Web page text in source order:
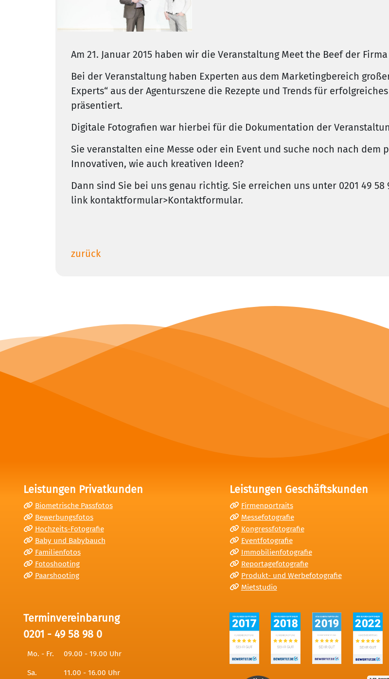
Am 21. Januar 2015 haben wir die Veranstaltung Meet the Beef der
Bei der Veranstaltung haben Experten aus dem Marketingbereich
Experts“ aus der Agenturszene die Rezepte und Trends für
präsentiert.
Digitale Fotografien war hierbei für die Dokumentation der
Sie veranstalten eine Messe oder ein Event und suche noch nach dem
Innovativen, wie auch kreativen Ideen?
Dann sind Sie bei uns genau richtig. Sie erreichen uns unter 0201 49
link kontaktformular>Kontaktformular.
zurück
Leistungen Privatkunden
Biometrische Passfotos
Bewerbungsfotos
Hochzeits-Fotografie
Baby und Babybauch
Familienfotos
Fotoshooting
Paarshooting
Leistungen Geschäftskunden
Firmenportraits
Messefotografie
Kongressfotografie
Eventfotografie
Immobilienfotografie
Reportagefotografie
Produkt- und Werbefotografie
Mietstudio
Terminvereinbarung
0201 - 49 58 98 0
Mo. - Fr. 09.00 - 19.00 Uhr
Sa. 11.00 - 16.00 Uhr